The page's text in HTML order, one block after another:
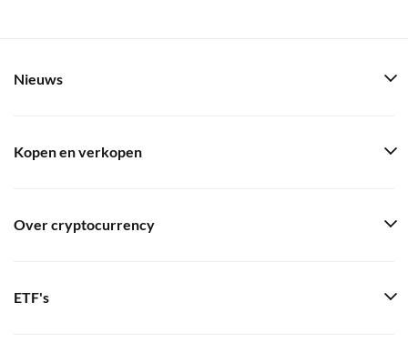
Nieuws
Kopen en verkopen
Over cryptocurrency
ETF's